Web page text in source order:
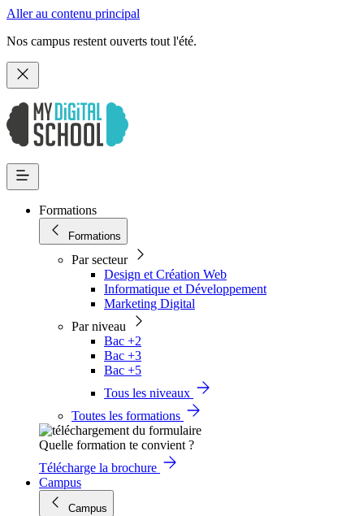
Aller au contenu principal
Nos campus restent ouverts tout l'été.
Formations
Formations
Par secteur
Design et Création Web
Informatique et Développement
Marketing Digital
Par niveau
Bac +2
Bac +3
Bac +5
Tous les niveaux
Toutes les formations
Quelle formation te convient ?
Télécharge la brochure
Campus
Campus